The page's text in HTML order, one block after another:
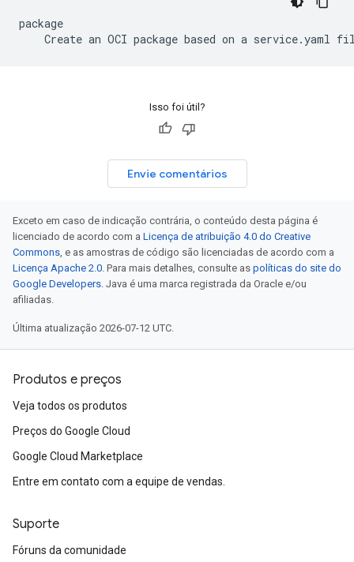
package
Isso foi útil?
Envie comentários
Exceto em caso de indicação contrária, o conteúdo desta página é
licenciado de acordo com a Licença de atribuição 4.0 do Creative
Commons, e as amostras de código são licenciadas de acordo com a
Licença Apache 2.0. Para mais detalhes, consulte as políticas do site do
Google Developers. Java é uma marca registrada da Oracle e/ou
afiliadas.
Última atualização 2026-07-12 UTC.
Produtos e preços
Veja todos os produtos
Preços do Google Cloud
Google Cloud Marketplace
Entre em contato com a equipe de vendas.
Suporte
Fóruns da comunidade